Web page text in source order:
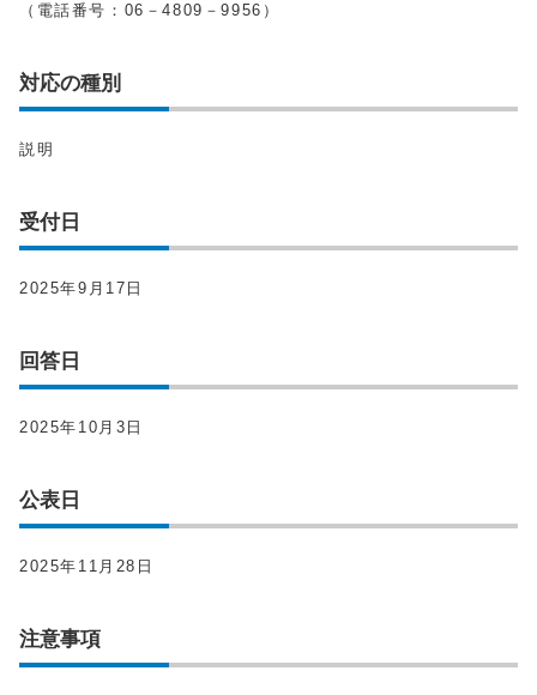
（電話番号：06－4809－9956）
対応の種別
説明
受付日
2025年9月17日
回答日
2025年10月3日
公表日
2025年11月28日
注意事項